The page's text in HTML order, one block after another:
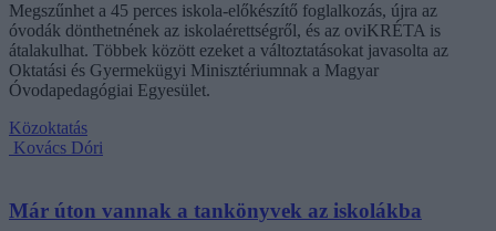
Megszűnhet a 45 perces iskola-előkészítő foglalkozás, újra az
óvodák dönthetnének az iskolaérettségről, és az oviKRÉTA is
átalakulhat. Többek között ezeket a változtatásokat javasolta az
Oktatási és Gyermekügyi Minisztériumnak a Magyar
Óvodapedagógiai Egyesület.
Közoktatás
Kovács Dóri
Már úton vannak a tankönyvek az iskolákba